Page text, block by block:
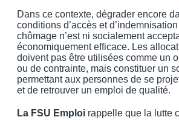
Dans ce contexte, dégrader encore
conditions d’accès et
chômage n’est ni socialement
économiquement efficace. Les
doivent pas être utilisées comme un
ou de contrainte, mais constituer un
permettant aux personnes de se
et de retrouver un emploi de qualité.
La FSU Emploi rappelle que la lutte